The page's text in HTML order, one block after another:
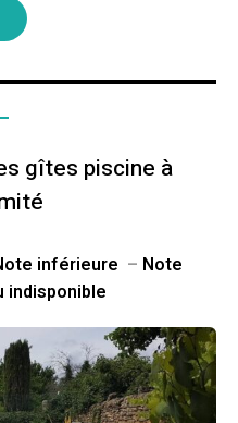
gîtes piscine à
inférieure – Note
indisponible